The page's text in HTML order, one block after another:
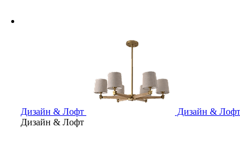
Дизайн & Лофт
Дизайн & Лофт
Дизайн & Лофт